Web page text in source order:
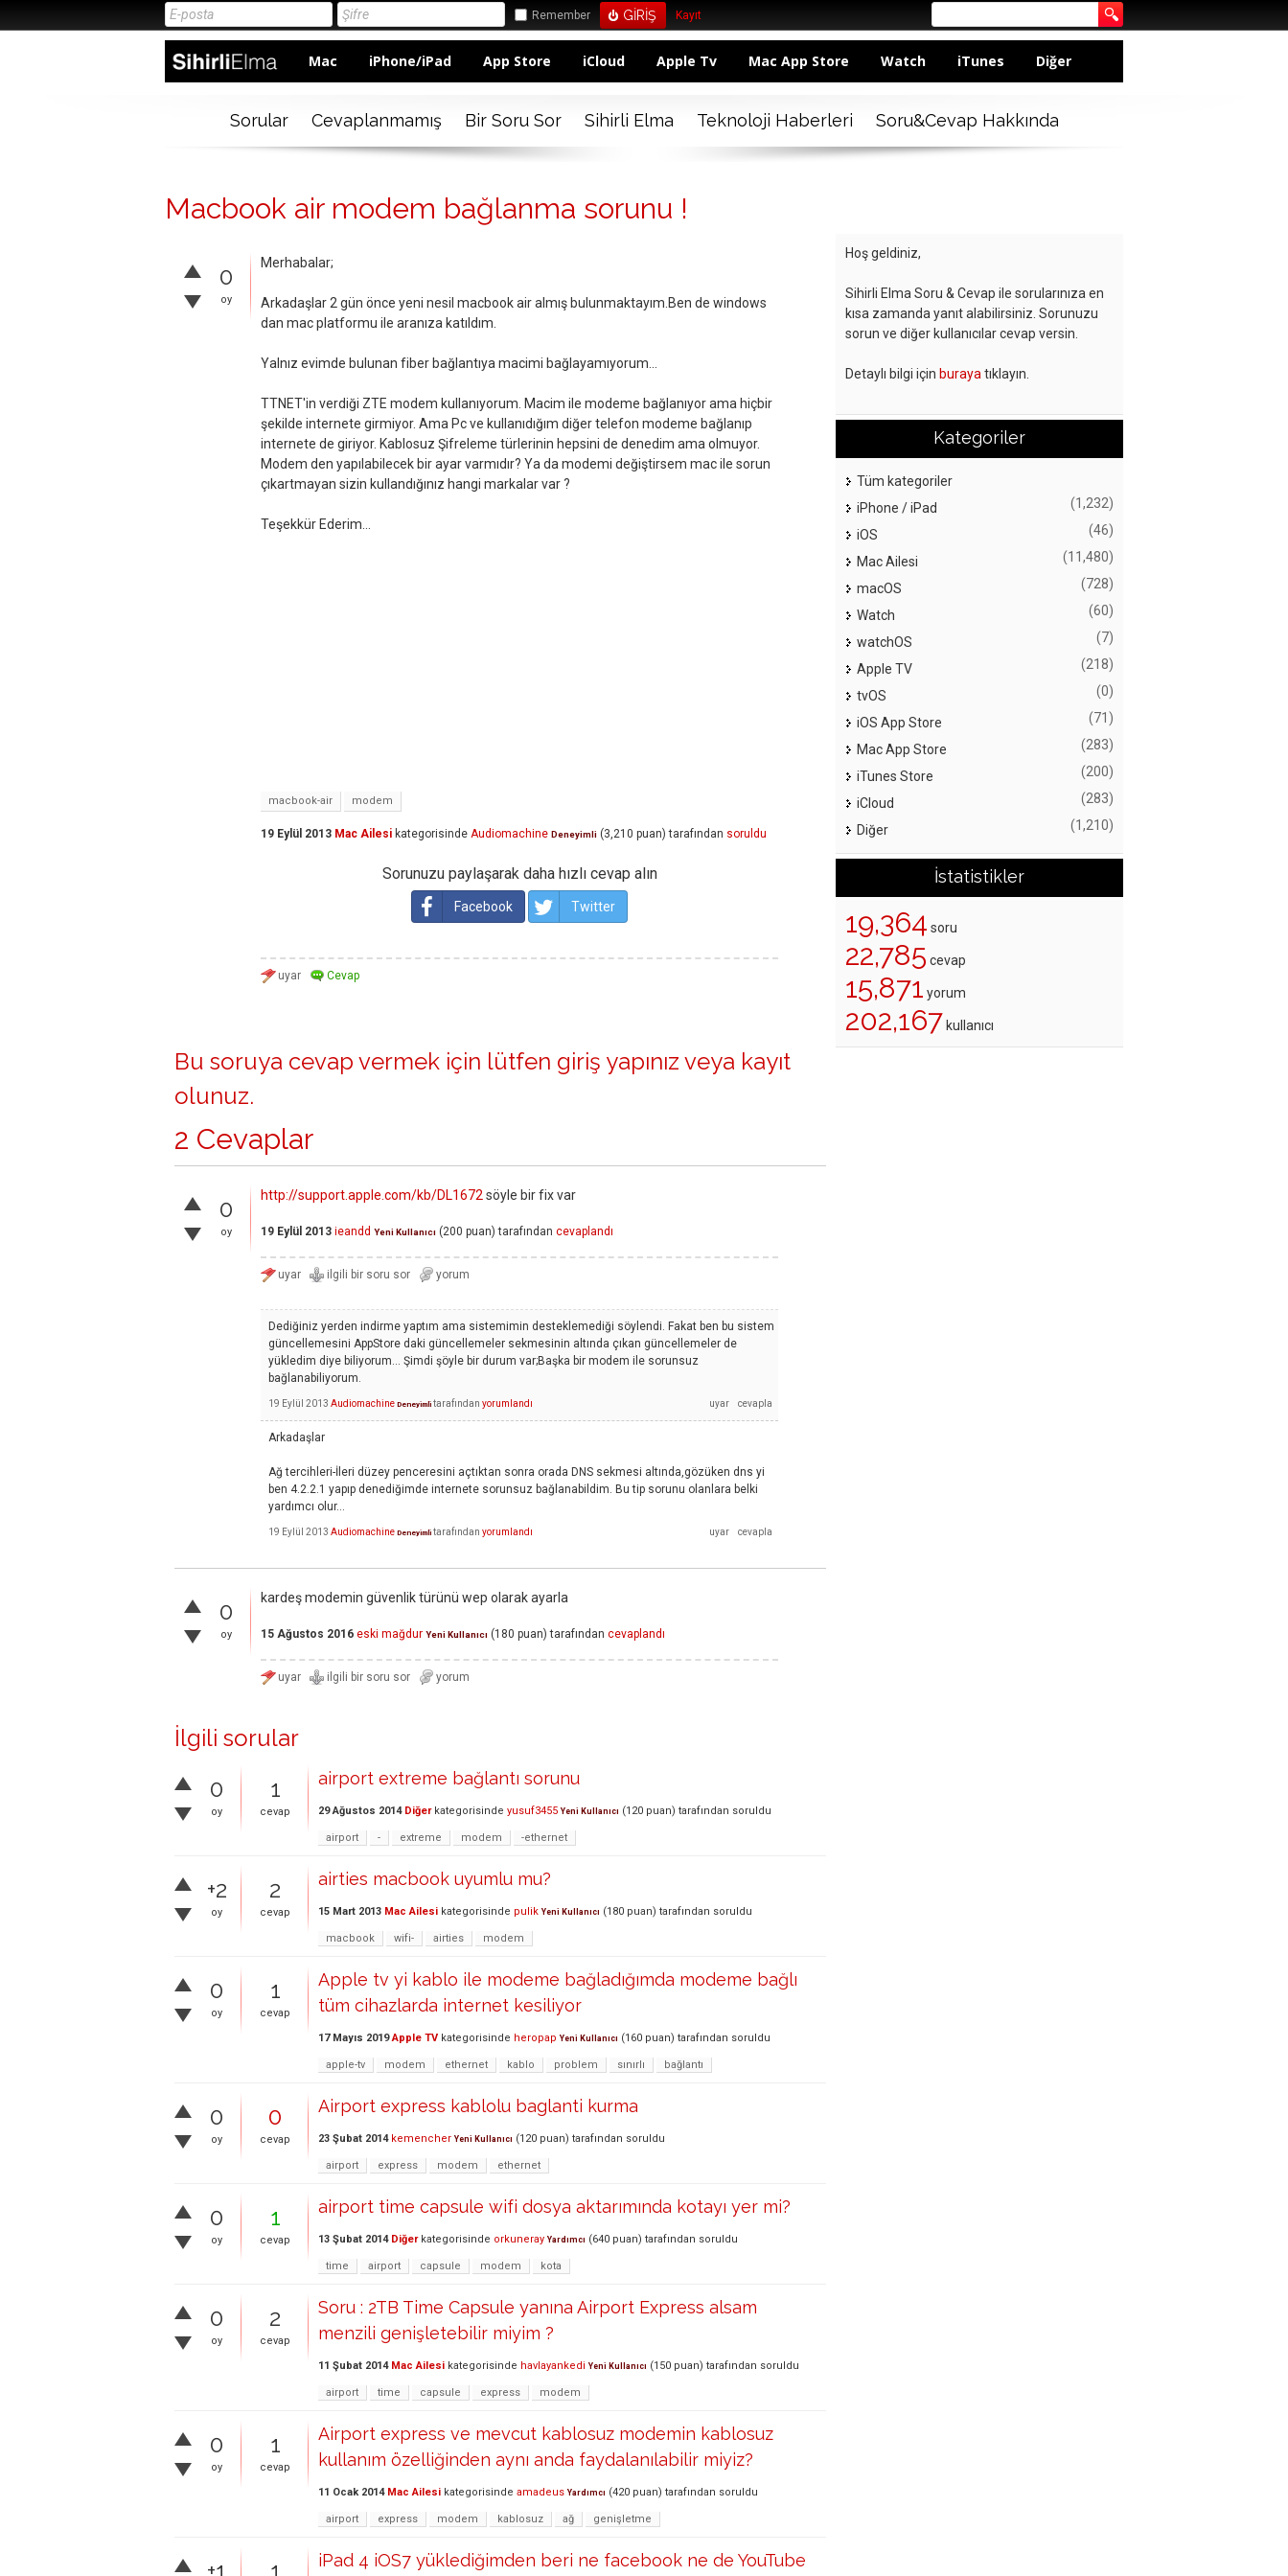
Remember Kayıt
Mac iPhone/iPad App Store iCloud Apple Tv Mac App Store Watch iTunes Diğer
Sorular Cevaplanmamış Bir Soru Sor Sihirli Elma Teknoloji Haberleri Soru&Cevap Hakkında
Macbook air modem bağlanma sorunu !
0
oy
Merhabalar;
Arkadaşlar 2 gün önce yeni nesil macbook air almış bulunmaktayım.Ben de windows
dan mac platformu ile aranıza katıldım.
Yalnız evimde bulunan fiber bağlantıya macimi bağlayamıyorum...
TTNET'in verdiği ZTE modem kullanıyorum. Macim ile modeme bağlanıyor ama hiçbir
şekilde internete girmiyor. Ama Pc ve kullanıdığım diğer telefon modeme bağlanıp
internete de giriyor. Kablosuz Şifreleme türlerinin hepsini de denedim ama olmuyor.
Modem den yapılabilecek bir ayar varmıdır? Ya da modemi değiştirsem mac ile sorun
çıkartmayan sizin kullandığınız hangi markalar var ?
Teşekkür Ederim...
macbook-air modem
19 Eylül 2013 Mac Ailesi kategorisinde Audiomachine Deneyimli (3,210 puan) tarafından soruldu
Sorunuzu paylaşarak daha hızlı cevap alın
Facebook Twitter
Bu soruya cevap vermek için lütfen giriş yapınız veya kayıt
olunuz.
2 Cevaplar
0
oy
http://support.apple.com/kb/DL1672 söyle bir fix var
19 Eylül 2013 ieandd Yeni Kullanıcı (200 puan) tarafından cevaplandı
Dediğiniz yerden indirme yaptım ama sistemimin desteklemediği söylendi. Fakat ben bu sistem
güncellemesini AppStore daki güncellemeler sekmesinin altında çıkan güncellemeler de
yükledim diye biliyorum... Şimdi şöyle bir durum var;Başka bir modem ile sorunsuz
bağlanabiliyorum.
19 Eylül 2013 Audiomachine Deneyimli tarafından yorumlandı
Arkadaşlar
Ağ tercihleri-İleri düzey penceresini açtıktan sonra orada DNS sekmesi altında,gözüken dns yi
ben 4.2.2.1 yapıp denediğimde internete sorunsuz bağlanabildim. Bu tip sorunu olanlara belki
yardımcı olur...
19 Eylül 2013 Audiomachine Deneyimli tarafından yorumlandı
0
oy
kardeş modemin güvenlik türünü wep olarak ayarla
15 Ağustos 2016 eski mağdur Yeni Kullanıcı (180 puan) tarafından cevaplandı
İlgili sorular
0
oy
1
cevap
airport extreme bağlantı sorunu
29 Ağustos 2014 Diğerkategorisinde yusuf3455 Yeni Kullanıcı (120 puan) tarafından soruldu
airport - extreme modem -ethernet
+2
oy
2
cevap
airties macbook uyumlu mu?
15 Mart 2013 Mac Ailesi kategorisinde pulik Yeni Kullanıcı (180 puan) tarafından soruldu
macbook wifi- airties modem
0
oy
1
cevap
Apple tv yi kablo ile modeme bağladığımda modeme bağlı
tüm cihazlarda internet kesiliyor
17 Mayıs 2019 Apple TV kategorisinde heropap Yeni Kullanıcı (160 puan) tarafından soruldu
apple-tv modem ethernet kablo problem sınırlı bağlantı
0
oy
0
cevap
Airport express kablolu baglanti kurma
23 Şubat 2014 kemencher Yeni Kullanıcı (120 puan) tarafından soruldu
airport express modem ethernet
0
oy
1
cevap
airport time capsule wifi dosya aktarımında kotayı yer mi?
13 Şubat 2014 Diğerkategorisinde orkuneray Yardımcı (640 puan) tarafından soruldu
time airport capsule modem kota
0
oy
2
cevap
Soru : 2TB Time Capsule yanına Airport Express alsam
menzili genişletebilir miyim ?
11 Şubat 2014 Mac Ailesi kategorisinde havlayankedi Yeni Kullanıcı (150 puan) tarafından soruldu
airport time capsule express modem
0
oy
1
cevap
Airport express ve mevcut kablosuz modemin kablosuz
kullanım özelliğinden aynı anda faydalanılabilir miyiz?
11 Ocak 2014 Mac Ailesi kategorisinde amadeus Yardımcı (420 puan) tarafından soruldu
airport express modem kablosuz ağ genişletme
iPad 4 iOS7 yüklediğimden beri ne facebook ne de YouTube
Hoş geldiniz,
Sihirli Elma Soru & Cevap ile sorularınıza en
kısa zamanda yanıt alabilirsiniz. Sorunuzu
sorun ve diğer kullanıcılar cevap versin.
Detaylı bilgi için buraya tıklayın.
Kategoriler
Tüm kategoriler
iPhone / iPad
(1,232)
iOS (46)
Mac Ailesi (11,480)
macOS (728)
Watch (60)
watchOS (7)
Apple TV (218)
tvOS (0)
iOS App Store (71)
Mac App Store (283)
iTunes Store (200)
iCloud (283)
Diğer (1,210)
İstatistikler
19,364 soru
22,785 cevap
15,871 yorum
202,167 kullanıcı